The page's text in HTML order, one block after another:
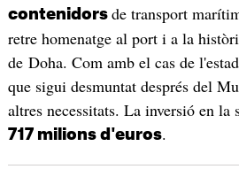
contenidors de transport
retre homenatge al port i a la
de Doha. Com amb el cas de
que sigui desmuntat després del
altres necessitats. La inversió en la
717 milions d'euros.